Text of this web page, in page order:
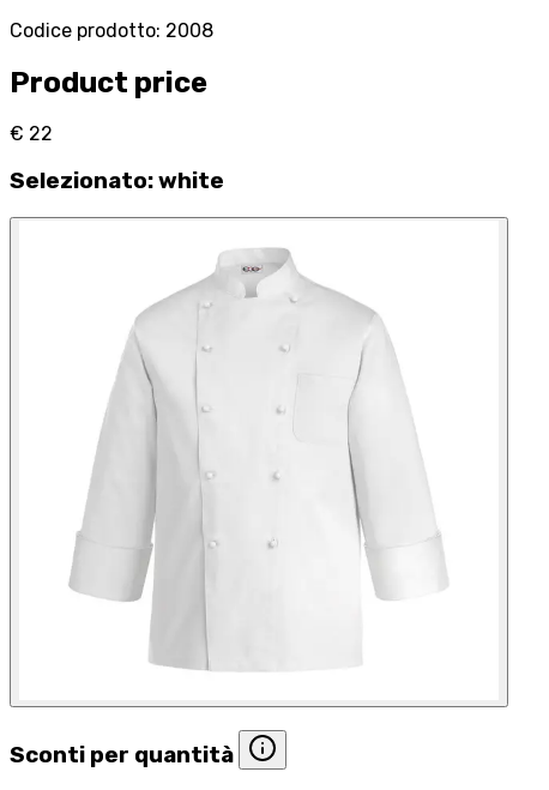
Codice prodotto: 2008
Product price
€ 22
Selezionato:white
Sconti per quantità